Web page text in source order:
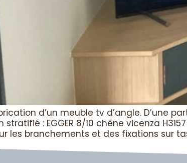
d’un meuble tv d’angle. D’une
: EGGER 8/10 chêne vicenza
les branchements et des fixations sur